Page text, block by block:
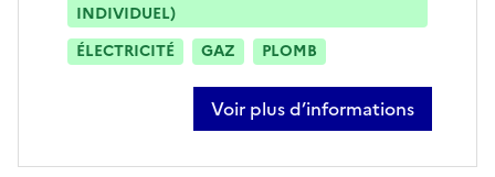
INDIVIDUEL)
ÉLECTRICITÉ
GAZ PLOMB
Voir plus d’informations
sur cédric rambaud